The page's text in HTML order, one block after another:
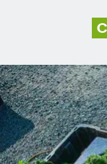
English
English
Spanish
C